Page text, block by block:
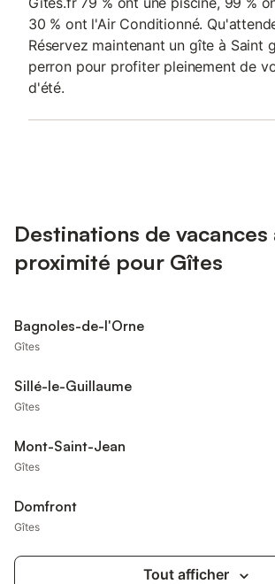
30 % ont l'Air Conditionné.
Réservez maintenant un gîte à Saint
perron pour profiter pleinement de
d'été.
Destinations de vacances
proximité pour Gîtes
Bagnoles-de-l'Orne
Gîtes
Sillé-le-Guillaume
Gîtes
Mont-Saint-Jean
Gîtes
Domfront
Gîtes
Tout afficher